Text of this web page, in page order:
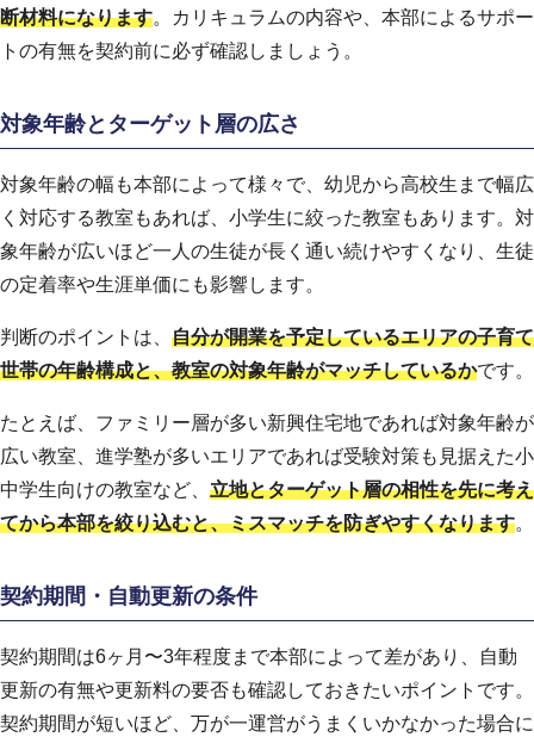
断材料になります。カリキュラムの内容や、本部によるサポー
トの有無を契約前に必ず確認しましょう。
対象年齢とターゲット層の広さ
対象年齢の幅も本部によって様々で、幼児から高校生まで幅広
く対応する教室もあれば、小学生に絞った教室もあります。対
象年齢が広いほど一人の生徒が長く通い続けやすくなり、生徒
の定着率や生涯単価にも影響します。
判断のポイントは、 自分が開業を予定しているエリアの子育て
世帯の年齢構成と、教室の対象年齢がマッチしているかです。
たとえば、ファミリー層が多い新興住宅地であれば対象年齢が
広い教室、進学塾が多いエリアであれば受験対策も見据えた小
中学生向けの教室など、 立地とターゲット層の相性を先に考え
てから本部を絞り込むと、ミスマッチを防ぎやすくなります。
契約期間・自動更新の条件
契約期間は6ヶ月〜3年程度まで本部によって差があり、自動
更新の有無や更新料の要否も確認しておきたいポイントです。
契約期間が短いほど、万が一運営がうまくいかなかった場合に